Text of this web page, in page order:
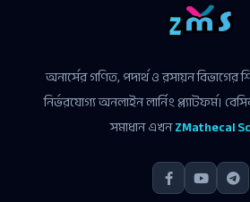
অনার্সের গণিত, পদার্থ ও রসায়ন বিভাগের
নির্ভরযোগ্য অনলাইন লার্নিং প্ল্যাটফর্ম।
সমাধান এখনZMathecal